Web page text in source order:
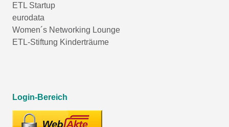
ETL Startup
eurodata
Women´s Networking Lounge
ETL-Stiftung Kinderträume
Login-Bereich